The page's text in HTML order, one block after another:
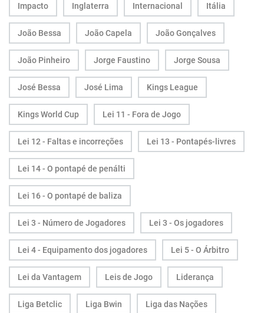
Impacto Inglaterra Internacional Itália
João Bessa João Capela João Gonçalves
João Pinheiro Jorge Faustino Jorge Sousa
José Bessa José Lima Kings League
Kings World Cup Lei 11 - Fora de Jogo
Lei 12 - Faltas e incorreções Lei 13 - Pontapés-livres
Lei 14 - O pontapé de penálti
Lei 16 - O pontapé de baliza
Lei 3 - Número de Jogadores Lei 3 - Os jogadores
Lei 4 - Equipamento dos jogadores Lei 5 - O Árbitro
Lei da Vantagem Leis de Jogo Liderança
Liga Betclic Liga Bwin Liga das Nações